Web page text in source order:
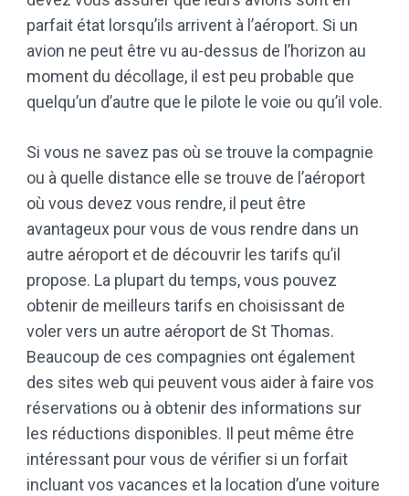
parfait état lorsqu’ils arrivent à l’aéroport. Si un
avion ne peut être vu au-dessus de l’horizon au
moment du décollage, il est peu probable que
quelqu’un d’autre que le pilote le voie ou qu’il vole.
Si vous ne savez pas où se trouve la compagnie
ou à quelle distance elle se trouve de l’aéroport
où vous devez vous rendre, il peut être
avantageux pour vous de vous rendre dans un
autre aéroport et de découvrir les tarifs qu’il
propose. La plupart du temps, vous pouvez
obtenir de meilleurs tarifs en choisissant de
voler vers un autre aéroport de St Thomas.
Beaucoup de ces compagnies ont également
des sites web qui peuvent vous aider à faire vos
réservations ou à obtenir des informations sur
les réductions disponibles. Il peut même être
intéressant pour vous de vérifier si un forfait
incluant vos vacances et la location d’une voiture